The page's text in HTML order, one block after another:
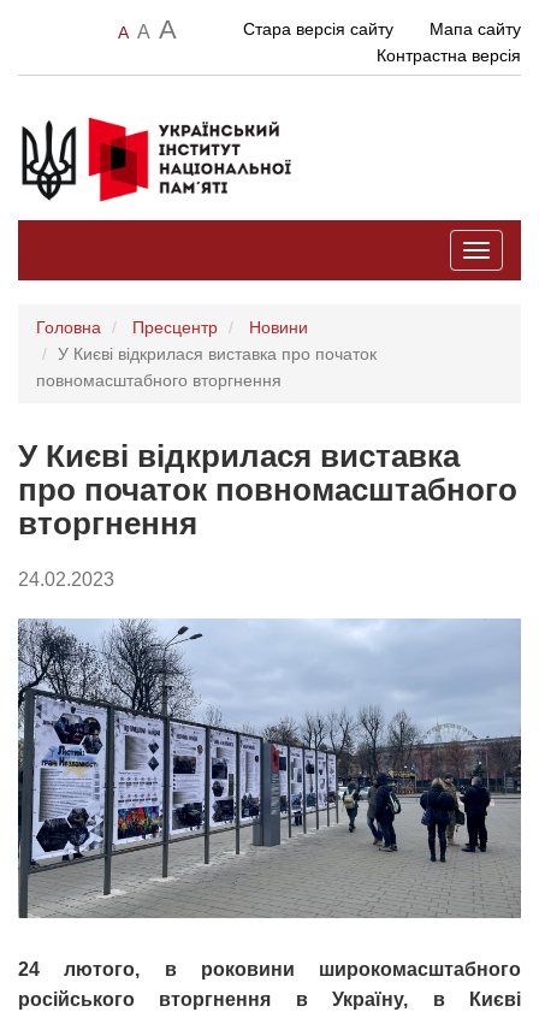
A A A Стара версія сайту
Мапа сайту
Контрастна версія
Toggle
Головна Пресцентр
Новини
У Києві відкрилася виставка про початок
повномасштабного вторгнення
У Києві відкрилася виставка
про початок повномасштабного
вторгнення
24.02.2023
24 лютого, в роковини широкомасштабного
російського вторгнення в Україну, в Києві